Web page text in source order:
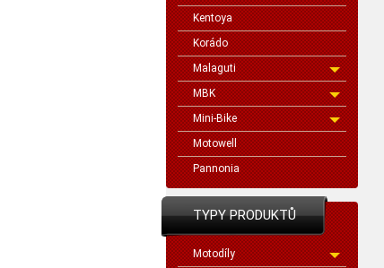
Kentoya
Korádo
Malaguti
MBK
Mini-Bike
Motowell
Pannonia
TYPY PRODUKTŮ
Motodíly